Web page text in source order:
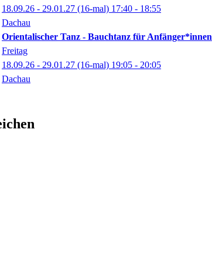
18.09.26 - 29.01.27 (16-mal) 17:40 - 18:55
Dachau
Orientalischer Tanz - Bauchtanz für Anfänger*innen
Freitag
18.09.26 - 29.01.27 (16-mal) 19:05 - 20:05
Dachau